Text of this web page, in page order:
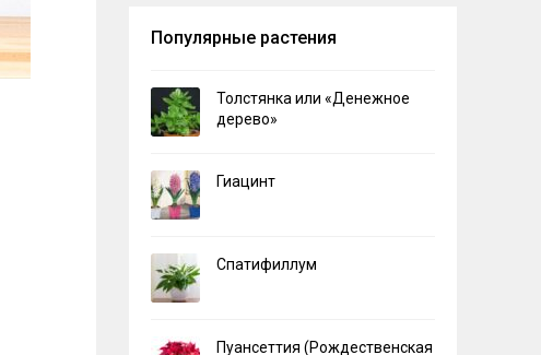
Популярные растения
Толстянка или «Денежное
дерево»
Гиацинт
Спатифиллум
Пуансеттия (Рождественская